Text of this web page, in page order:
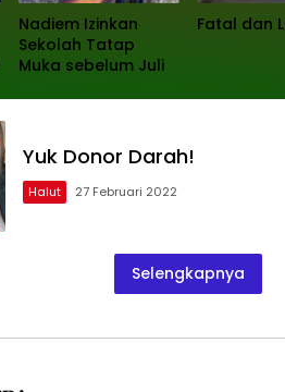
Nadiem Izinkan
Sekolah Tatap
Muka sebelum Juli
Fatal dan
Yuk Donor Darah!
Halut 27 Februari 2022
Selengkapnya